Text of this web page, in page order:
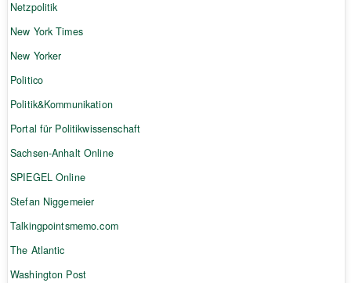
Netzpolitik
New York Times
New Yorker
Politico
Politik&Kommunikation
Portal für Politikwissenschaft
Sachsen-Anhalt Online
SPIEGEL Online
Stefan Niggemeier
Talkingpointsmemo.com
The Atlantic
Washington Post